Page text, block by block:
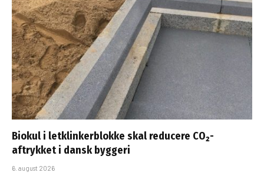
Biokul i letklinkerblokke skal reducere CO₂-
aftrykket i dansk byggeri
6. august 2026